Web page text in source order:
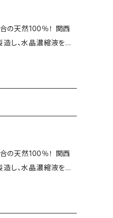
容量：約520ml ●製
ませて異常が見られ
・衣類などに使用する
にはクスノキを使用し
異的な効果を発揮し
、嫌なニオイを抑え
、寝具、おもちゃなど
捨てることでゴミ箱
だけでなく、人間でも
の消臭・除菌に。 ※防
。 【商品情
臭・除菌・癒し・浄
しまった場合は速やか
の天然100％！ 関西
し、水晶濃縮液を独
液は水晶石を特殊燃
吉野ひのきを使用し
異的な効果を発揮し
、嫌なニオイを抑え
、寝具、おもちゃなど
の天然100％！ 関西
し、水晶濃縮液を独